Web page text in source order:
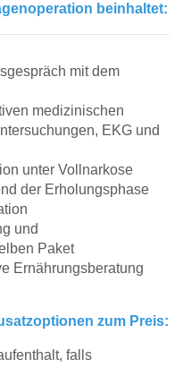
beinhaltet:
mit dem
medizinischen
EKG und
unter Vollnarkose
der Erholungsphase
und
Paket
Ernährungsberatung
zum Preis:
falls